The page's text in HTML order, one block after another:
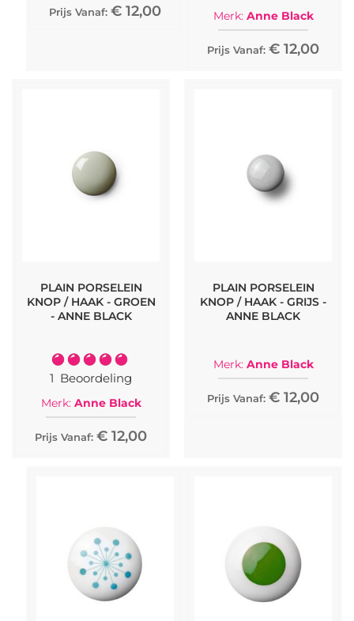
Prijs Vanaf: € 12,00 Merk: Anne Black
Prijs Vanaf: € 12,00
PLAIN PORSELEIN
KNOP / HAAK - GROEN
- ANNE BLACK
Waardering:
100%
1 Beoordeling
Merk: Anne Black
Prijs Vanaf: € 12,00
PLAIN PORSELEIN
KNOP / HAAK - GRIJS -
ANNE BLACK
Merk: Anne Black
Prijs Vanaf: € 12,00